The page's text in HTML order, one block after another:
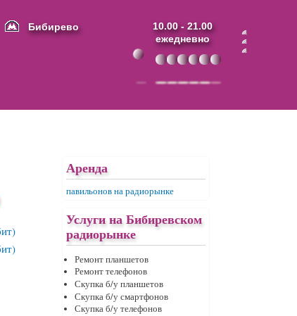
Бибирево
10.00 - 21.00
ежедневно
Аренда
павильонов на радиорынке
Услуги на Бибиревском
радиорынке
Ремонт планшетов
Ремонт телефонов
Скупка б/у планшетов
Скупка б/у смартфонов
Скупка б/у телефонов